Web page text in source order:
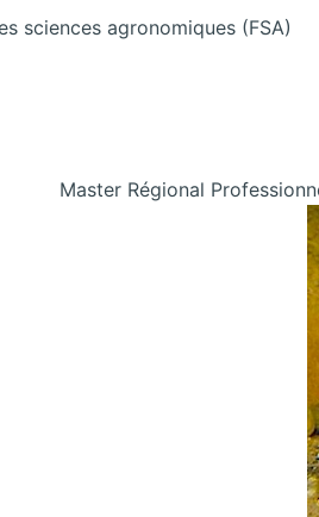
sciences agronomiques (FSA)
Master Régional